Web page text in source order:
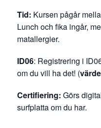
Tid: Kursen pågår
Lunch och fika ingår,
matallergier.
ID06: Registrering i
om du vill ha det! (
Certifiering: Görs
surfplatta om du har.